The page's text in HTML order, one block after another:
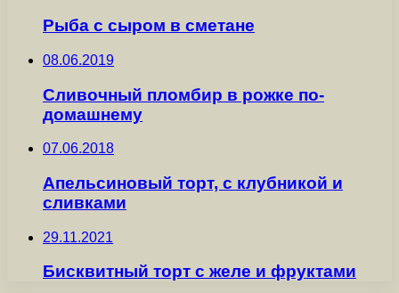
Рыба с сыром в сметане
08.06.2019
Сливочный пломбир в рожке по-
домашнему
07.06.2018
Апельсиновый торт, с клубникой и
сливками
29.11.2021
Бисквитный торт с желе и фруктами